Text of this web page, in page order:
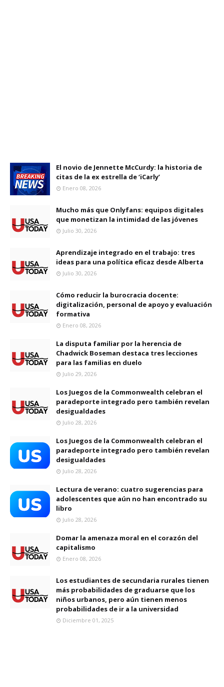
El novio de Jennette McCurdy: la historia de
citas de la ex estrella de ‘iCarly’
Enero 08, 2026
Mucho más que Onlyfans: equipos digitales
que monetizan la intimidad de las jóvenes
Julio 30, 2026
Aprendizaje integrado en el trabajo: tres
ideas para una política eficaz desde Alberta
Julio 30, 2026
Cómo reducir la burocracia docente:
digitalización, personal de apoyo y evaluación
formativa
Enero 08, 2026
La disputa familiar por la herencia de
Chadwick Boseman destaca tres lecciones
para las familias en duelo
Julio 29, 2026
Los Juegos de la Commonwealth celebran el
paradeporte integrado pero también revelan
desigualdades
Julio 28, 2026
Los Juegos de la Commonwealth celebran el
paradeporte integrado pero también revelan
desigualdades
Julio 28, 2026
Lectura de verano: cuatro sugerencias para
adolescentes que aún no han encontrado su
libro
Julio 28, 2026
Domar la amenaza moral en el corazón del
capitalismo
Enero 08, 2026
Los estudiantes de secundaria rurales tienen
más probabilidades de graduarse que los
niños urbanos, pero aún tienen menos
probabilidades de ir a la universidad
Diciembre 01, 2025